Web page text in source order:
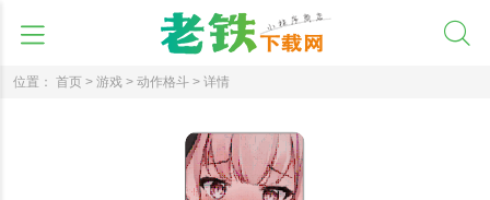
位置： 首页 > 游戏 > 动作格斗 > 详情